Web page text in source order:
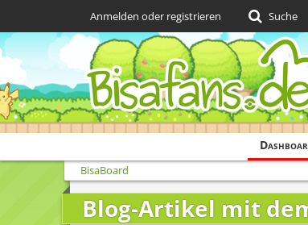
Anmelden oder registrieren Suche
BisaBoard
Blog-Artikel mit